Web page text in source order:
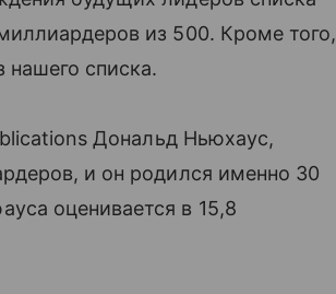
из 500. Кроме того,
списка.
Дональд Ньюхаус,
и он родился именно 30
оценивается в 15,8